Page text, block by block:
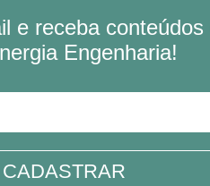
e receba conteúdos
Engenharia!